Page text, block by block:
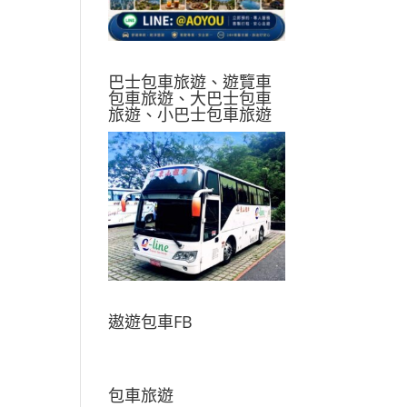
巴士包車旅遊、遊覽車
包車旅遊、大巴士包車
旅遊、小巴士包車旅遊
遨遊包車FB
包車旅遊